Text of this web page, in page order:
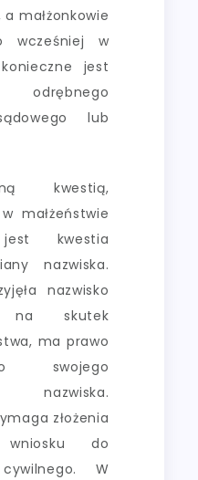
małżonkowie
wcześniej w
jest
odrębnego
lub
kwestią,
małżeństwie
kwestia
nazwiska.
nazwisko
na skutek
ma prawo
swojego
nazwiska.
złożenia
wniosku do
W